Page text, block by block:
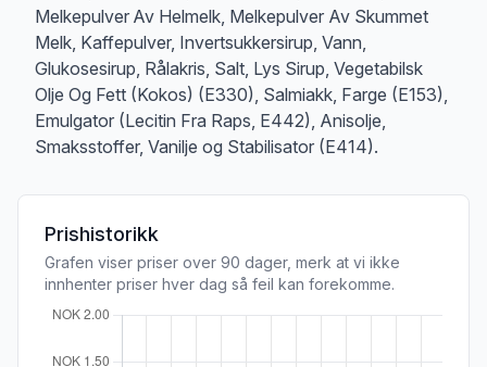
Melkepulver Av Helmelk, Melkepulver Av Skummet
Melk, Kaffepulver, Invertsukkersirup, Vann,
Glukosesirup, Rålakris, Salt, Lys Sirup, Vegetabilsk
Olje Og Fett (Kokos) (E330), Salmiakk, Farge (E153),
Emulgator (Lecitin Fra Raps, E442), Anisolje,
Smaksstoffer, Vanilje og Stabilisator (E414).
Prishistorikk
Grafen viser priser over 90 dager, merk at vi ikke
innhenter priser hver dag så feil kan forekomme.